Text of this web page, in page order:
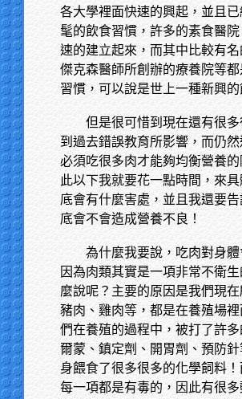
各大學裡面快速的興起，並且
髦的飲食習慣，許多的素食醫
速的建立起來，而其中比較有
傑克森醫師所創辦的療養院等
習慣，可以說是世上一種新興
但是很可惜到現在還有很
到過去錯誤教育所影響，而仍
必須吃很多肉才能夠均衡營養的
此以下我就要花一點時間，來具
底會有什麼害處，並且我還要告
底會不會造成營養不良！
為什麼我要說，吃肉對身體
因為肉類其實是一項非常不衛
麼說呢？主要的原因是我們現
豬肉、雞肉等，都是在養殖場
們在養殖的過程中，被打了許
爾蒙、鎮定劑、開胃劑、預防
身餵食了很多很多的化學飼料
每一項都是有毒的，因此有很